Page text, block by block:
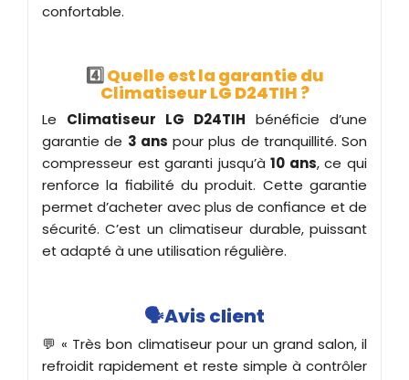
confortable.
4️Quelle est la garantie du
Climatiseur LG D24TIH ?
Le Climatiseur LG D24TIH bénéficie d’une
garantie de 3 ans pour plus de tranquillité. Son
compresseur est garanti jusqu’à10 ans, ce qui
renforce la fiabilité du produit. Cette garantie
permet d’acheter avec plus de confiance et de
sécurité. C’est un climatiseur durable, puissant
et adapté à une utilisation régulière.
🗣️Avis client
💬 « Très bon climatiseur pour un grand salon, il
refroidit rapidement et reste simple à contrôler